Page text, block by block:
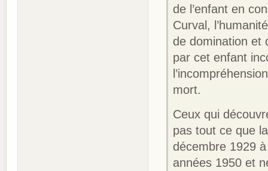
de l’enfant en
Curval,
de domination et
par cet enfant
mort.
Ceux qui
pas tout ce que
décembre 1929
années 1950 et